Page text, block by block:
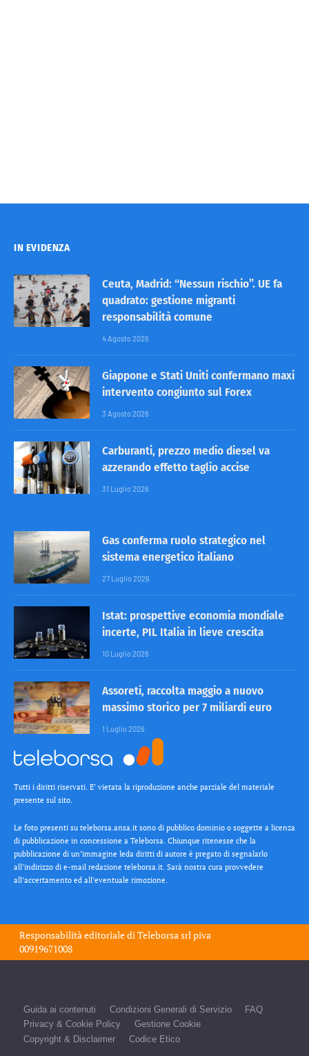
IN EVIDENZA
Ceuta, Madrid: “Nessun rischio”. UE fa
quadrato: gestione migranti
responsabilità comune
4 Agosto 2026
Giappone e Stati Uniti confermano maxi
intervento congiunto sul Forex
3 Agosto 2026
Carburanti, prezzo medio diesel va
azzerando effetto taglio accise
31 Luglio 2026
Gas conferma ruolo strategico nel
sistema energetico italiano
27 Luglio 2026
Istat: prospettive economia mondiale
incerte, PIL Italia in lieve crescita
10 Luglio 2026
Assoreti, raccolta maggio a nuovo
massimo storico per 7 miliardi euro
1 Luglio 2026
Tutti i diritti riservati. E’ vietata la riproduzione anche parziale del materiale
presente sul sito.
Le foto presenti su teleborsa.ansa.it sono di pubblico dominio o soggette a licenza
di pubblicazione in concessione a Teleborsa. Chiunque ritenesse che la
pubblicazione di un’immagine leda diritti di autore è pregato di segnalarlo
all’indirizzo di e-mail redazione teleborsa.it. Sarà nostra cura provvedere
all’accertamento ed all’eventuale rimozione.
Responsabilità editoriale diTeleborsa srl piva
00919671008
Guida ai contenuti Condizioni Generali di Servizio
FAQ
Privacy & Cookie Policy
Gestione Cookie
Copyright & Disclaimer
Codice Etico